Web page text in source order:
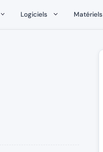
Logiciels Matériels